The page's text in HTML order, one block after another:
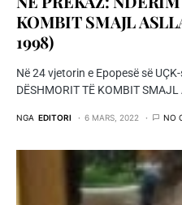
KOMBIT SMAJL
1998)
Në 24 vjetorin e Epopesë së
DËSHMORIT TË KOMBIT
NGA EDITORI 6 MARS, 2022 NO